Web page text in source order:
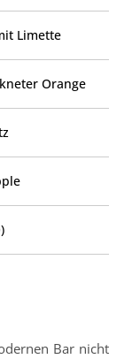
Limette
Orange
Bar nicht